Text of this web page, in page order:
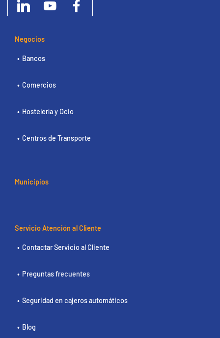
Negocios
Bancos
Comercios
Hostelería y Ocio
Centros de Transporte
Municipios
Servicio Atención al Cliente
Contactar Servicio al Cliente
Preguntas frecuentes
Seguridad en cajeros automáticos
Blog